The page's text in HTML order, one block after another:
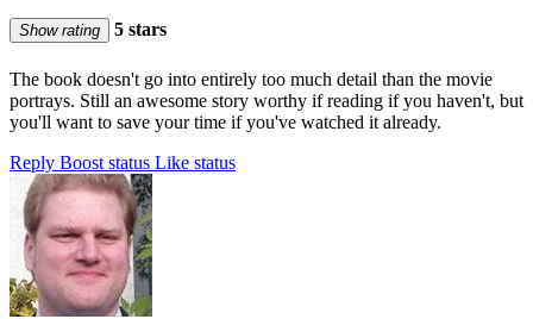
Show rating 5 stars
The book doesn't go into entirely too much detail than the movie
portrays. Still an awesome story worthy if reading if you haven't, but
you'll want to save your time if you've watched it already.
Reply Boost status Like status